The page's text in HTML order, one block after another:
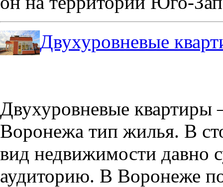
Двухуровневые
Двухуровневые квартиры
Воронежа тип жилья. В
вид недвижимости давно
аудиторию. В Воронеже